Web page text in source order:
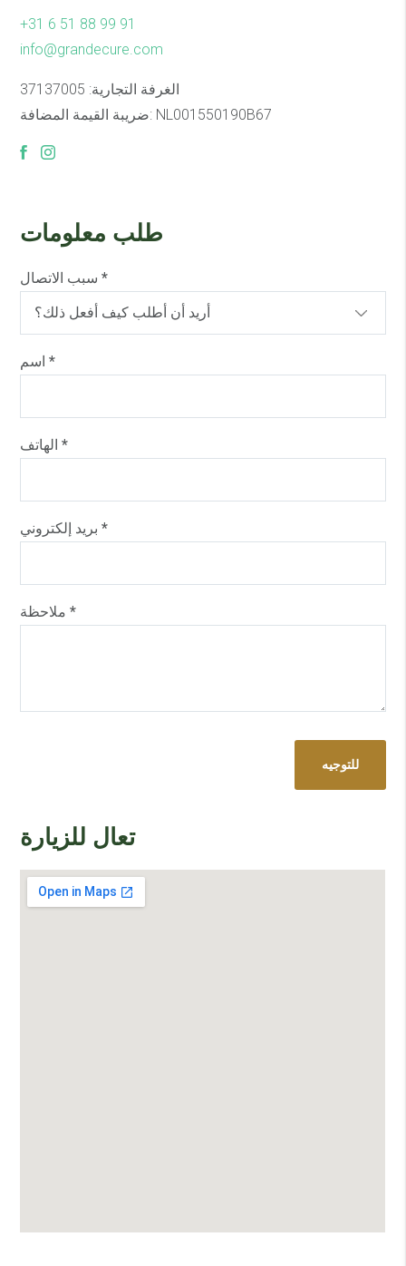
+31 6 51 88 99 91
info@grandecure.com
الغرفة التجارية: 37137005
ضريبة القيمة المضافة: NL001550190B67
طلب معلومات
سبب الاتصال *
اسم *
الهاتف *
بريد إلكتروني *
ملاحظة *
للتوجيه
تعال للزيارة